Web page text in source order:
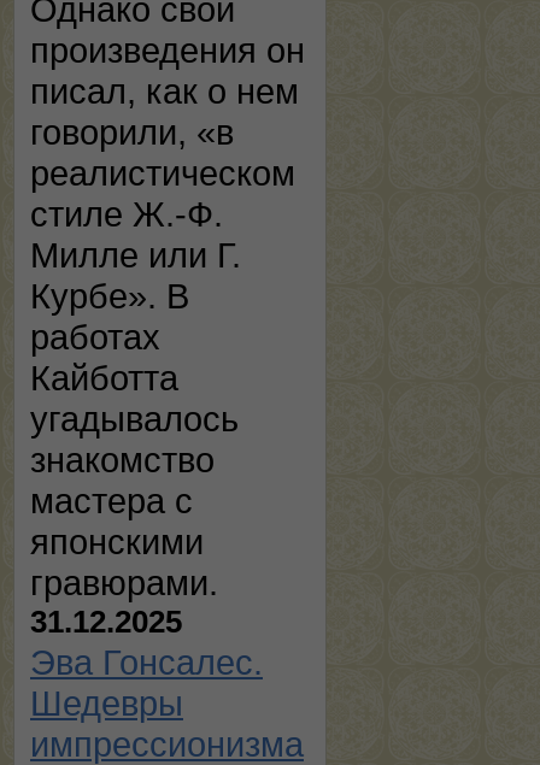
Однако свои
произведения он
писал, как о нем
говорили, «в
реалистическом
стиле Ж.-Ф.
Милле или Г.
Курбе». В
работах
Кайботта
угадывалось
знакомство
мастера с
японскими
гравюрами.
31.12.2025
Эва Гонсалес.
Шедевры
импрессионизма